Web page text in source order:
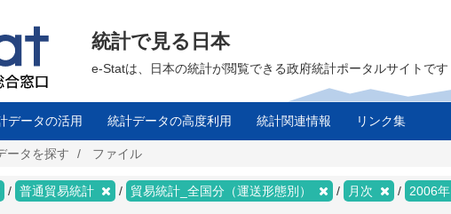
統計で見る日本
e-Statは、日本の統計が閲覧できる政府統計ポータルサイトです
データの活用 統計データの高度利用 統計関連情報 リンク集
ータを探す ファイル
普通貿易統計 貿易統計_全国分（運送形態別） 月次 2006年